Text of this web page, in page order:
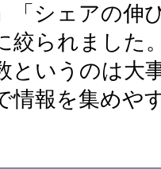
「シェアの伸
絞られました
というのは大
情報を集めや